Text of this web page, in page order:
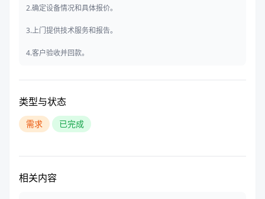
2.确定设备情况和具体报价。
3.上门提供技术服务和报告。
4.客户验收并回款。
类型与状态
需求 已完成
相关内容